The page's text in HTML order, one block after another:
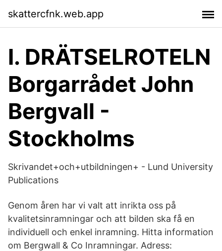
skattercfnk.web.app
I. DRÄTSELROTELN
Borgarrådet John
Bergvall -
Stockholms
Skrivandet+och+utbildningen+ - Lund University
Publications
Genom åren har vi valt att inrikta oss på
kvalitetsinramningar och att bilden ska få en
individuell och enkel inramning. Hitta information
om Bergwall & Co Inramningar. Adress: